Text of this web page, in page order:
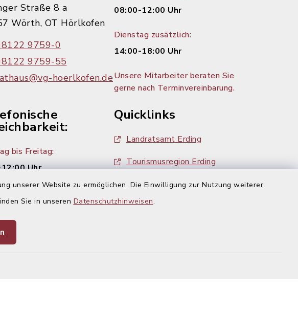
unserer Website zu ermöglichen. Die Einwilligung zur Nutzung weiterer
Sie in unseren Datenschutzhinweisen.
Straße 8 a
Wörth, OT Hörlkofen
9759-0
9759-55
hoerlkofen.de
08:00-12:00 Uhr
Dienstag zusätzlich:
14:00-18:00 Uhr
Unsere Mitarbeiter beraten Sie
gerne nach Terminvereinbarung.
bis Freitag:
Uhr
und Donnerstag:
Quicklinks
Landratsamt Erding
Tourismusregion Erding
Ausschreibungen